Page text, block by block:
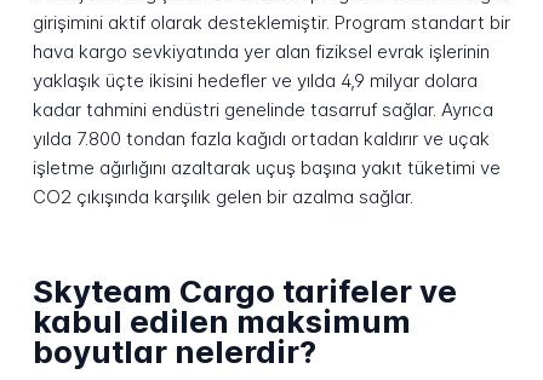
girişimini aktif olarak desteklemiştir. Program standart bir
hava kargo sevkiyatında yer alan fiziksel evrak işlerinin
yaklaşık üçte ikisini hedefler ve yılda 4,9 milyar dolara
kadar tahmini endüstri genelinde tasarruf sağlar. Ayrıca
yılda 7.800 tondan fazla kağıdı ortadan kaldırır ve uçak
işletme ağırlığını azaltarak uçuş başına yakıt tüketimi ve
CO2 çıkışında karşılık gelen bir azalma sağlar.
Skyteam Cargo tarifeler ve
kabul edilen maksimum
boyutlar nelerdir?